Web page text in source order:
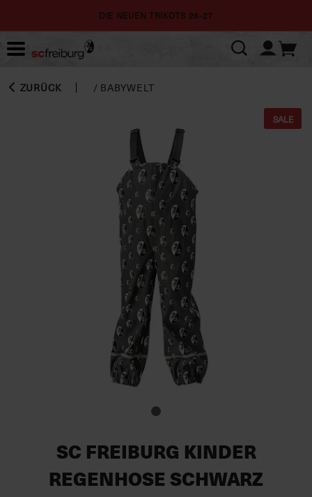
DIE NEUEN TRIKOTS 26-27
ZURÜCK / BABYWELT
SALE
SC FREIBURG KINDER
REGENHOSE SCHWARZ